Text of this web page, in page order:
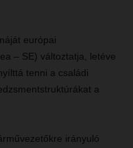
európai
– SE) változtatja, letéve
tenni a családi
a
irányuló